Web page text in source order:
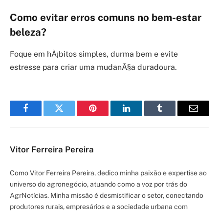
Como evitar erros comuns no bem-estar
beleza?
Foque em hÃ¡bitos simples, durma bem e evite
estresse para criar uma mudanÃ§a duradoura.
FacebookTwitter Pinterest LinkedInTumblr Email
Vitor Ferreira Pereira
Como Vitor Ferreira Pereira, dedico minha paixão e expertise ao
universo do agronegócio, atuando como a voz por trás do
AgrNotícias. Minha missão é desmistificar o setor, conectando
produtores rurais, empresários e a sociedade urbana com